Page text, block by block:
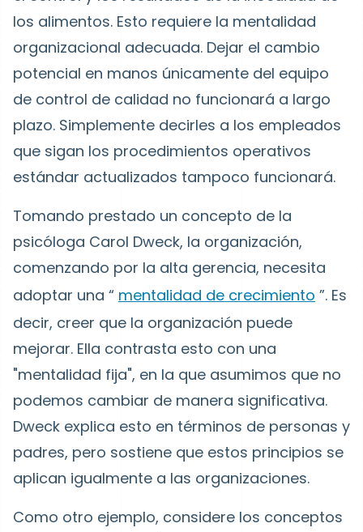
los alimentos. Esto requiere la mentalidad
organizacional adecuada. Dejar el cambio
potencial en manos únicamente del equipo
de control de calidad no funcionará a largo
plazo. Simplemente decirles a los empleados
que sigan los procedimientos operativos
estándar actualizados tampoco funcionará.
Tomando prestado un concepto de la
psicóloga Carol Dweck, la organización,
comenzando por la alta gerencia, necesita
adoptar una “ mentalidad de crecimiento ”. Es
decir, creer que la organización puede
mejorar. Ella contrasta esto con una
"mentalidad fija", en la que asumimos que no
podemos cambiar de manera significativa.
Dweck explica esto en términos de personas y
padres, pero sostiene que estos principios se
aplican igualmente a las organizaciones.
Como otro ejemplo, considere los conceptos